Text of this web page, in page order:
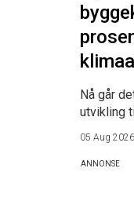
Nå går
utvikling
05 Aug 2026